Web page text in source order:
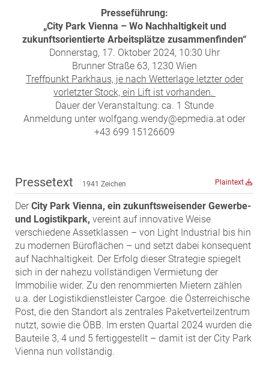
VÖPE Next
Verband Österreichischer Versicherungsmakler
Weinrauch Rechtsanwälte
WINEGG Realitäten
ZEHA Real Estate
Media
Presseführung:
„City Park Vienna – Wo Nachhaltigkeit und
zukunftsorientierte Arbeitsplätze zusammenfinden“
Donnerstag, 17. Oktober 2024, 10:30 Uhr
Brunner Straße 63, 1230 Wien
Treffpunkt Parkhaus, je nach Wetterlage letzter oder
vorletzter Stock, ein Lift ist vorhanden.
Dauer der Veranstaltung: ca. 1 Stunde
Anmeldung unter wolfgang.wendy@epmedia.at oder
+43 699 15126609
Pressetext 1941 Zeichen Plaintext
Der City Park Vienna, ein zukunftsweisender Gewerbe-
und Logistikpark, vereint auf innovative Weise
verschiedene Assetklassen – von Light Industrial bis hin
zu modernen Büroflächen – und setzt dabei konsequent
auf Nachhaltigkeit. Der Erfolg dieser Strategie spiegelt
sich in der nahezu vollständigen Vermietung der
Immobilie wider. Zu den renommierten Mietern zählen
u.a. der Logistikdienstleister Cargoe. die Österreichische
Post, die den Standort als zentrales Paketverteilzentrum
nutzt, sowie die ÖBB. Im ersten Quartal 2024 wurden die
Bauteile 3, 4 und 5 fertiggestellt – damit ist der City Park
Vienna nun vollständig.